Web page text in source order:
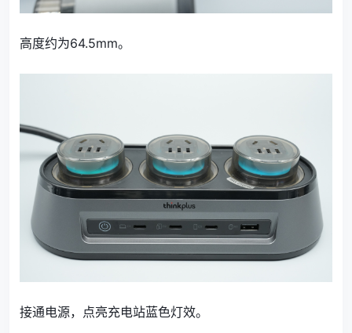
高度约为64.5mm。
接通电源，点亮充电站蓝色灯效。